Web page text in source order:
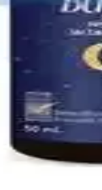
Pratik
geçirmezlik, geniş iç
Spreyleri:
edilen boğaz
ve Gıda
poşetleri hijyen
Doğal Uyku